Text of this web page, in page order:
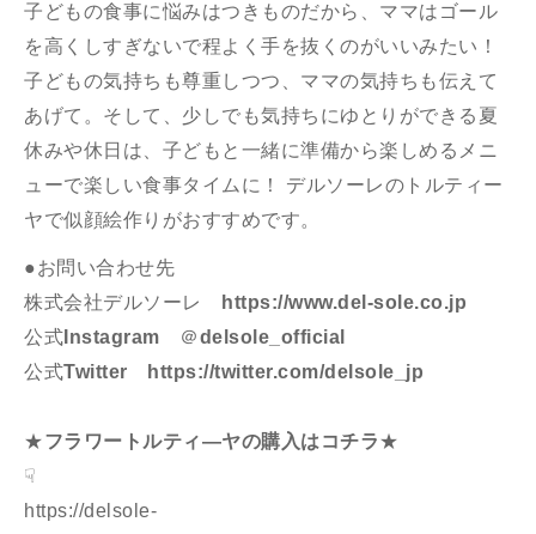
子どもの食事に悩みはつきものだから、ママはゴール
を高くしすぎないで程よく手を抜くのがいいみたい！
子どもの気持ちも尊重しつつ、ママの気持ちも伝えて
あげて。そして、少しでも気持ちにゆとりができる夏
休みや休日は、子どもと一緒に準備から楽しめるメニ
ューで楽しい食事タイムに！ デルソーレのトルティー
ヤで似顔絵作りがおすすめです。
●お問い合わせ先
株式会社デルソーレ
https://www.del-sole.co.jp
公式 Instagram ＠delsole_official
公式Twitter https://twitter.com/delsole_jp
★フラワートルティ―ヤの購入はコチラ★
☟
https://delsole-